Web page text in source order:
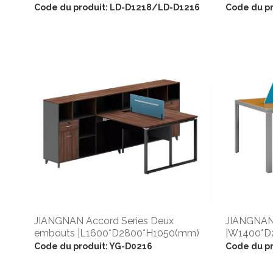
|W1650*D1200*H1050(mm)
Code du produit: LD-D1218/LD-D1216 Code du
JIANGNAN Accord Series Deux
embouts |L1600*D2800*H1050(mm)
Code du produit:YG-D0216 Code du